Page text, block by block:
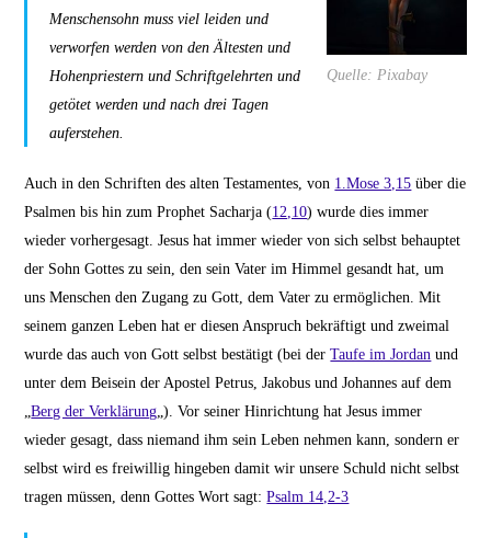
Quelle: Pixabay
Menschensohn muss viel leiden und
verworfen werden von den Ältesten und
Hohenpriestern und Schriftgelehrten und
getötet werden und nach drei Tagen
auferstehen.
Auch in den Schriften des alten Testamentes, von 1.Mose 3,15 über die
Psalmen bis hin zum Prophet Sacharja (12,10) wurde dies immer
wieder vorhergesagt. Jesus hat immer wieder von sich selbst behauptet
der Sohn Gottes zu sein, den sein Vater im Himmel gesandt hat, um
uns Menschen den Zugang zu Gott, dem Vater zu ermöglichen. Mit
seinem ganzen Leben hat er diesen Anspruch bekräftigt und zweimal
wurde das auch von Gott selbst bestätigt (bei derTaufe im Jordan und
unter dem Beisein der Apostel Petrus, Jakobus und Johannes auf dem
„Berg der Verklärung„). Vor seiner Hinrichtung hat Jesus immer
wieder gesagt, dass niemand ihm sein Leben nehmen kann, sondern er
selbst wird es freiwillig hingeben damit wir unsere Schuld nicht selbst
tragen müssen, denn Gottes Wort sagt:Psalm 14,2-3